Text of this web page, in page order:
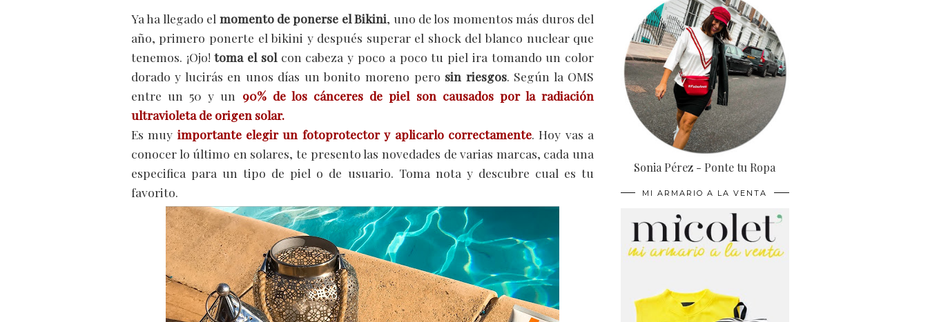
Ya ha llegado el momento de ponerse el Bikini, uno de los momentos más duros del
año, primero ponerte el bikini y después superar el shock del blanco nuclear que
tenemos. ¡Ojo!toma el solcon cabeza y poco a poco tu piel ira tomando un color
dorado y lucirás en unos días un bonito moreno pero sin riesgos. Según la OMS
entre un 50 y un 90% de los cánceres de piel son causados por la radiación
ultravioleta de origen solar.
Es muy importante elegir un fotoprotector y aplicarlo correctamente. Hoy vas a
conocer lo último en solares, te presento las novedades de varias marcas, cada una
especifica para un tipo de piel o de usuario. Toma nota y descubre cual es tu
favorito.
Sonia Pérez - Ponte tu Ropa
MI ARMARIO A LA VENTA